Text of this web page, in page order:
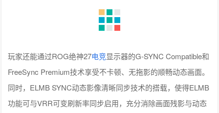
玩家还能通过ROG绝神27电竞显示器的G-SYNC Compatible和
FreeSync Premium技术享受不卡顿、无拖影的顺畅动态画面。
同时，ELMB SYNC动态影像清晰同步技术的搭载，使得ELMB
功能可与VRR可变刷新率同步启用，充分消除画面残影与动态